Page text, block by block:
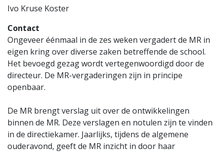
Ivo Kruse Koster
Contact
Ongeveer éénmaal in de zes weken vergadert de MR in
eigen kring over diverse zaken betreffende de school.
Het bevoegd gezag wordt vertegenwoordigd door de
directeur. De MR-vergaderingen zijn in principe
openbaar.
De MR brengt verslag uit over de ontwikkelingen
binnen de MR. Deze verslagen en notulen zijn te vinden
in de directiekamer. Jaarlijks, tijdens de algemene
ouderavond, geeft de MR inzicht in door haar